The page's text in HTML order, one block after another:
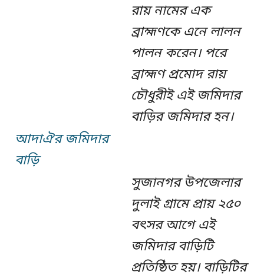
রায় নামের এক
ব্রাহ্মণকে এনে লালন
পালন করেন। পরে
ব্রাহ্মণ প্রমোদ রায়
চৌধুরীই এই জমিদার
বাড়ির জমিদার হন।
আদাঐর জমিদার
বাড়ি
সুজানগর উপজেলার
দুলাই গ্রামে প্রায় ২৫০
বৎসর আগে এই
জমিদার বাড়িটি
প্রতিষ্ঠিত হয়। বাড়িটির